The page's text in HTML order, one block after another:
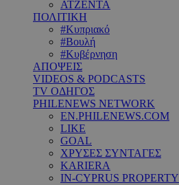
ΑΤΖΕΝΤΑ
ΠΟΛΙΤΙΚΗ
#Κυπριακό
#Βουλή
#Κυβέρνηση
ΑΠΟΨΕΙΣ
VIDEOS & PODCASTS
TV ΟΔΗΓΟΣ
PHILENEWS NETWORK
EN.PHILENEWS.COM
LIKE
GOAL
ΧΡΥΣΕΣ ΣΥΝΤΑΓΕΣ
KARIERA
IN-CYPRUS PROPERTY